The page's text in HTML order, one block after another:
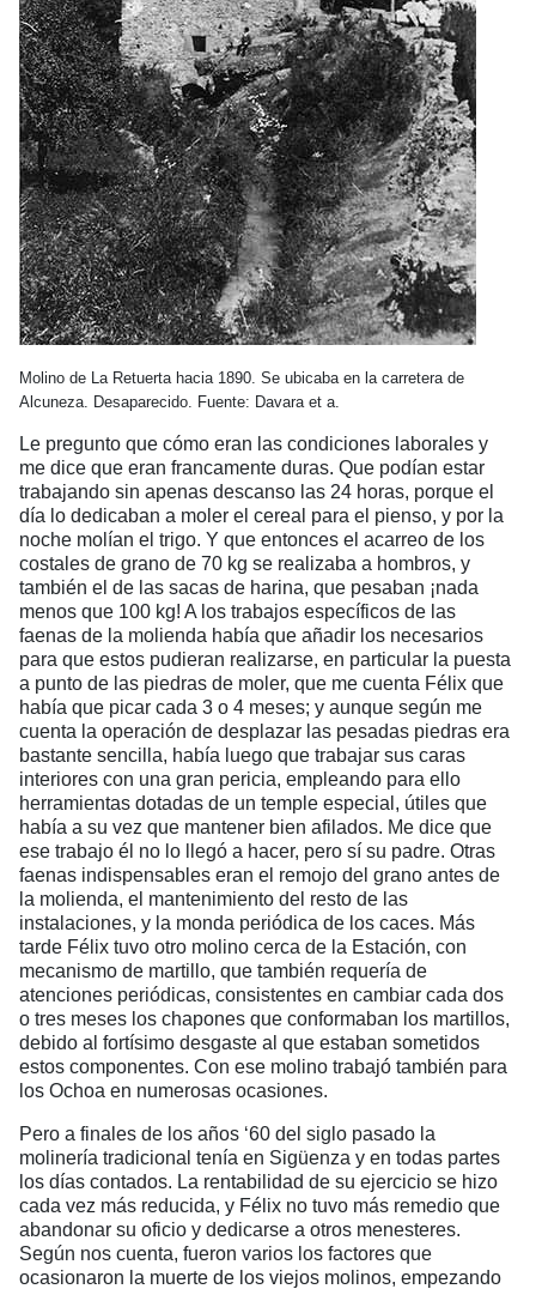
Molino de La Retuerta hacia 1890. Se ubicaba en la carretera de
Alcuneza. Desaparecido. Fuente: Davara et a.
Le pregunto que cómo eran las condiciones laborales y
me dice que eran francamente duras. Que podían estar
trabajando sin apenas descanso las 24 horas, porque el
día lo dedicaban a moler el cereal para el pienso, y por la
noche molían el trigo. Y que entonces el acarreo de los
costales de grano de 70 kg se realizaba a hombros, y
también el de las sacas de harina, que pesaban ¡nada
menos que 100 kg! A los trabajos específicos de las
faenas de la molienda había que añadir los necesarios
para que estos pudieran realizarse, en particular la puesta
a punto de las piedras de moler, que me cuenta Félix que
había que picar cada 3 o 4 meses; y aunque según me
cuenta la operación de desplazar las pesadas piedras era
bastante sencilla, había luego que trabajar sus caras
interiores con una gran pericia, empleando para ello
herramientas dotadas de un temple especial, útiles que
había a su vez que mantener bien afilados. Me dice que
ese trabajo él no lo llegó a hacer, pero sí su padre. Otras
faenas indispensables eran el remojo del grano antes de
la molienda, el mantenimiento del resto de las
instalaciones, y la monda periódica de los caces. Más
tarde Félix tuvo otro molino cerca de la Estación, con
mecanismo de martillo, que también requería de
atenciones periódicas, consistentes en cambiar cada dos
o tres meses los chapones que conformaban los martillos,
debido al fortísimo desgaste al que estaban sometidos
estos componentes. Con ese molino trabajó también para
los Ochoa en numerosas ocasiones.
Pero a finales de los años ‘60 del siglo pasado la
molinería tradicional tenía en Sigüenza y en todas partes
los días contados. La rentabilidad de su ejercicio se hizo
cada vez más reducida, y Félix no tuvo más remedio que
abandonar su oficio y dedicarse a otros menesteres.
Según nos cuenta, fueron varios los factores que
ocasionaron la muerte de los viejos molinos, empezando